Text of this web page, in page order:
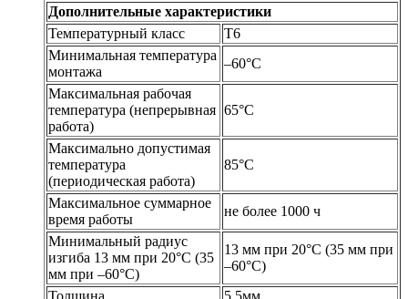
Дополнительные характеристики
Температурный класс
Т6
Минимальная температура
монтажа
–60°С
Максимальная рабочая
температура (непрерывная
работа)
65°С
Максимально допустимая
температура
(периодическая работа)
85°С
Максимальное суммарное
время работы
не более 1000 ч
Минимальный радиус
изгиба 13 мм при 20°С (35
мм при –60°С)
13 мм при 20°С (35 мм при
–60°С)